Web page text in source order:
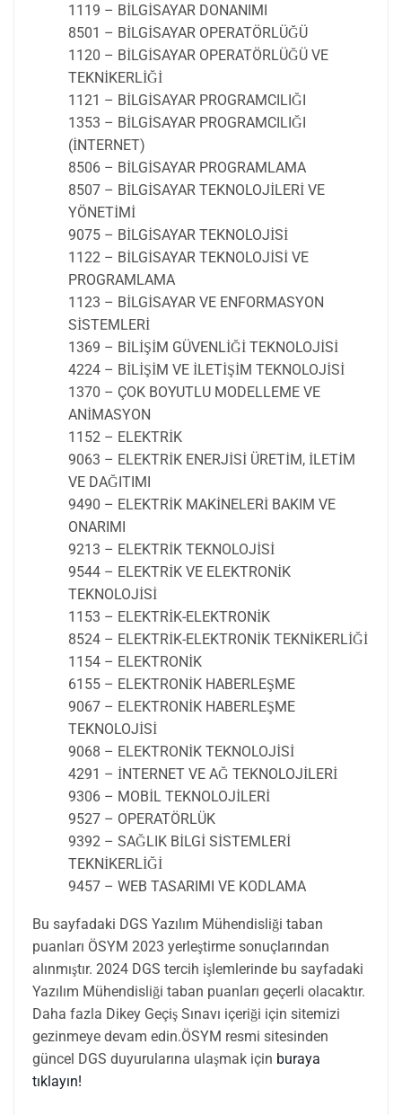
1119 – BİLGİSAYAR DONANIMI
8501 – BİLGİSAYAR OPERATÖRLÜĞÜ
1120 – BİLGİSAYAR OPERATÖRLÜĞÜ VE
TEKNİKERLİĞİ
1121 – BİLGİSAYAR PROGRAMCILIĞI
1353 – BİLGİSAYAR PROGRAMCILIĞI
(İNTERNET)
8506 – BİLGİSAYAR PROGRAMLAMA
8507 – BİLGİSAYAR TEKNOLOJİLERİ VE
YÖNETİMİ
9075 – BİLGİSAYAR TEKNOLOJİSİ
1122 – BİLGİSAYAR TEKNOLOJİSİ VE
PROGRAMLAMA
1123 – BİLGİSAYAR VE ENFORMASYON
SİSTEMLERİ
1369 – BİLİŞİM GÜVENLİĞİ TEKNOLOJİSİ
4224 – BİLİŞİM VE İLETİŞİM TEKNOLOJİSİ
1370 – ÇOK BOYUTLU MODELLEME VE
ANİMASYON
1152 – ELEKTRİK
9063 – ELEKTRİK ENERJİSİ ÜRETİM, İLETİM
VE DAĞITIMI
9490 – ELEKTRİK MAKİNELERİ BAKIM VE
ONARIMI
9213 – ELEKTRİK TEKNOLOJİSİ
9544 – ELEKTRİK VE ELEKTRONİK
TEKNOLOJİSİ
1153 – ELEKTRİK-ELEKTRONİK
8524 – ELEKTRİK-ELEKTRONİK TEKNİKERLİĞİ
1154 – ELEKTRONİK
6155 – ELEKTRONİK HABERLEŞME
9067 – ELEKTRONİK HABERLEŞME
TEKNOLOJİSİ
9068 – ELEKTRONİK TEKNOLOJİSİ
4291 – İNTERNET VE AĞ TEKNOLOJİLERİ
9306 – MOBİL TEKNOLOJİLERİ
9527 – OPERATÖRLÜK
9392 – SAĞLIK BİLGİ SİSTEMLERİ
TEKNİKERLİĞİ
9457 – WEB TASARIMI VE KODLAMA
Bu sayfadaki DGS Yazılım Mühendisliği taban
puanları ÖSYM 2023 yerleştirme sonuçlarından
alınmıştır. 2024 DGS tercih işlemlerinde bu sayfadaki
Yazılım Mühendisliği taban puanları geçerli olacaktır.
Daha fazla Dikey Geçiş Sınavı içeriği için sitemizi
gezinmeye devam edin.ÖSYM resmi sitesinden
güncel DGS duyurularına ulaşmak için buraya
tıklayın!